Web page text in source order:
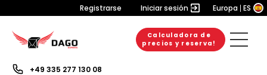
Registrarse Iniciar sesión Europa ES
Calculadora de
precios y reserva!
+49 335 277 130 08